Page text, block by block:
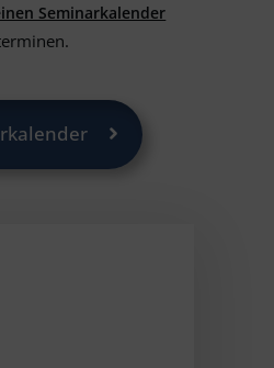
Seminarkalender